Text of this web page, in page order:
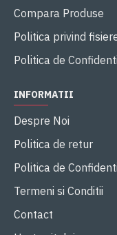
Compara Produse
Politica privind
Politica de
INFORMATII
Despre Noi
Politica de retur
Politica de
Termeni si Conditii
Contact